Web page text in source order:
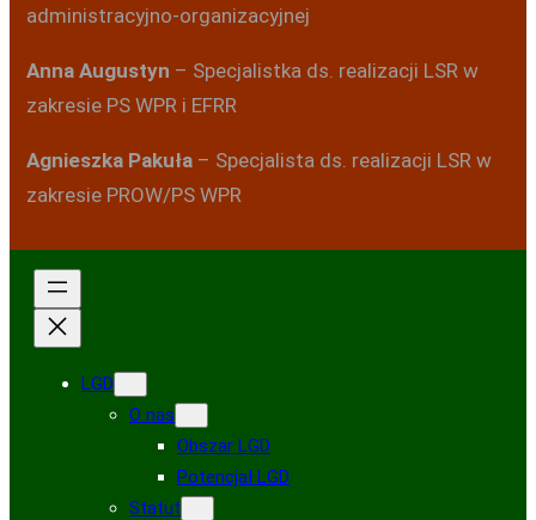
administracyjno-organizacyjnej
Anna Augustyn – Specjalistka ds. realizacji LSR w
zakresie PS WPR i EFRR
Agnieszka Pakuła – Specjalista ds. realizacji LSR w
zakresie PROW/PS WPR
LGD
O nas
Obszar LGD
Potencjał LGD
Statut